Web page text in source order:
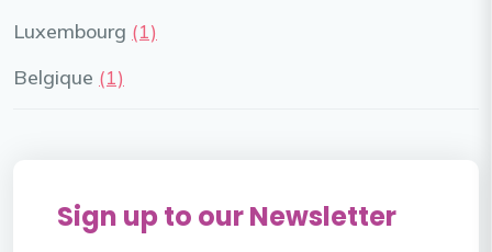
Luxembourg (1)
Belgique (1)
Sign up to our Newsletter